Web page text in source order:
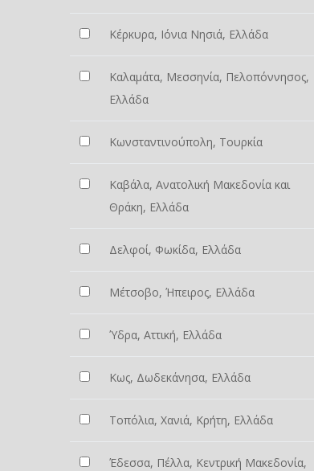
Κέρκυρα, Ιόνια Νησιά, Ελλάδα
Καλαμάτα, Μεσσηνία, Πελοπόννησος,
Ελλάδα
Κωνσταντινούπολη, Τουρκία
Καβάλα, Ανατολική Μακεδονία και
Θράκη, Ελλάδα
Δελφοί, Φωκίδα, Ελλάδα
Μέτσοβο, Ήπειρος, Ελλάδα
Ύδρα, Αττική, Ελλάδα
Κως, Δωδεκάνησα, Ελλάδα
Τοπόλια, Χανιά, Κρήτη, Ελλάδα
Έδεσσα, Πέλλα, Κεντρική Μακεδονία,